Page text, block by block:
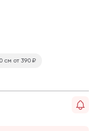
см от 390 ₽